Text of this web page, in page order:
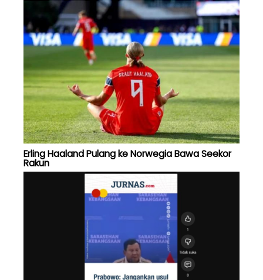
Erling Haaland Pulang ke Norwegia Bawa Seekor
Rakun